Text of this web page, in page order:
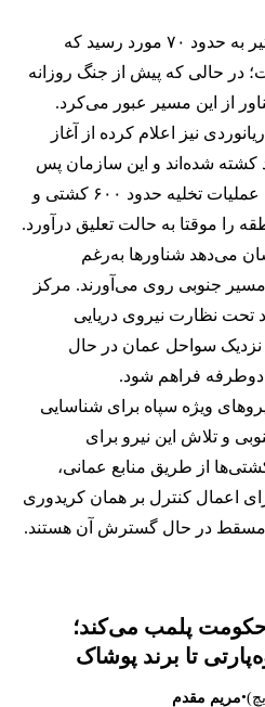
شمار تردد شناورها در سوم تیر به حدود ۷۰ مورد رسید که
در حالی که پیش از جنگ روزانه
نیز اعلام کرده از آغاز
هرمز ۱۴ دریانورد کشته شده‌اند و این سازمان پس
از حمله به کشتی سنگاپوری، عملیات تخلیه حدود ۶۰۰ کشتی و
می‌دهد شناورها به‌رغم
جنوبی روی می‌آورند. مرکز
تحت نظارت نیروی دریایی
نزدیک سواحل عمان در حال
فراهم شود.
ویژه سپاه برای شناسایی
و تلاش این نیرو برای
از طریق منابع عمانی،
اعمال کنترل بر همان کریدوری
و مسقط در حال گسترش آن هستند.
پلمب می‌کند؛
تا برند پوشاک
•مریم مقدم